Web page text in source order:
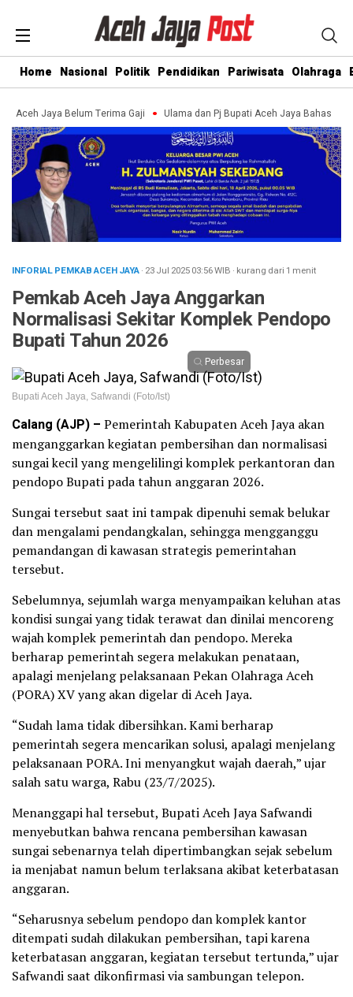
Home Nasional Politik Pendidikan Pariwisata Olahraga
Jaya Belum Terima Gaji Ulama dan Pj Bupati Aceh Jaya Bahas
INFORIAL PEMKAB ACEH JAYA· 23 Jul 202503:56WIB · kurang dari 1 menit
Pemkab Aceh Jaya Anggarkan
Normalisasi Sekitar Komplek Pendopo
Bupati Tahun 2026
Perbesar
Bupati Aceh Jaya, Safwandi (Foto/Ist)
Calang (AJP) – Pemerintah Kabupaten Aceh Jaya akan
menganggarkan kegiatan pembersihan dan normalisasi
sungai kecil yang mengelilingi komplek perkantoran dan
pendopo Bupati pada tahun anggaran 2026.
Sungai tersebut saat ini tampak dipenuhi semak belukar
dan mengalami pendangkalan, sehingga mengganggu
pemandangan di kawasan strategis pemerintahan
tersebut.
Sebelumnya, sejumlah warga menyampaikan keluhan atas
kondisi sungai yang tidak terawat dan dinilai mencoreng
wajah komplek pemerintah dan pendopo. Mereka
berharap pemerintah segera melakukan penataan,
apalagi menjelang pelaksanaan Pekan Olahraga Aceh
(PORA) XV yang akan digelar di Aceh Jaya.
“Sudah lama tidak dibersihkan. Kami berharap
pemerintah segera mencarikan solusi, apalagi menjelang
pelaksanaan PORA. Ini menyangkut wajah daerah,” ujar
salah satu warga, Rabu (23/7/2025).
Menanggapi hal tersebut, Bupati Aceh Jaya Safwandi
menyebutkan bahwa rencana pembersihan kawasan
sungai sebenarnya telah dipertimbangkan sejak sebelum
ia menjabat namun belum terlaksana akibat keterbatasan
anggaran.
“Seharusnya sebelum pendopo dan komplek kantor
ditempati sudah dilakukan pembersihan, tapi karena
keterbatasan anggaran, kegiatan tersebut tertunda,” ujar
Safwandi saat dikonfirmasi via sambungan telepon.